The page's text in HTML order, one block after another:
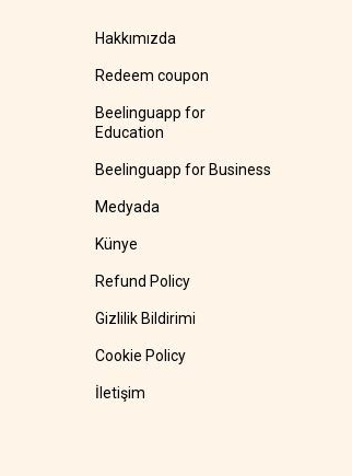
Hakkımızda
Redeem coupon
Beelinguapp for
Education
Beelinguapp for Business
Medyada
Künye
Refund Policy
Gizlilik Bildirimi
Cookie Policy
İletişim